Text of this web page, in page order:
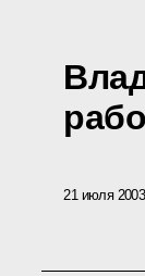
21 июля